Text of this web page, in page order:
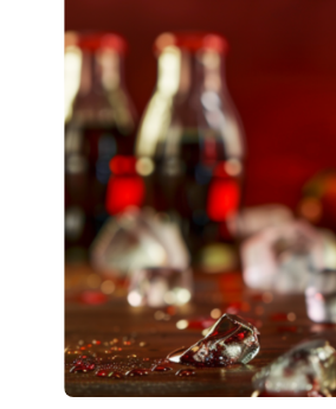
КОТОВСЬКОГО)
Одеська область, Україна
«ОСТРІВ»)
Одеська обл., Україна
GARDENS)
Львів, Львівська область,
«ТАУРУС»)
Львівська область, Україна